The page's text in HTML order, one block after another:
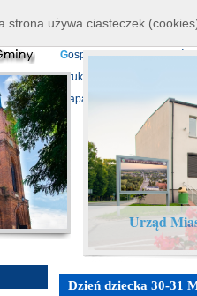
P
rojekty europejskie
Gospodarka
D ruki do pobrania
Mapa serwisu
Urząd
Dzień dziecka 30-31
strona używa ciasteczek